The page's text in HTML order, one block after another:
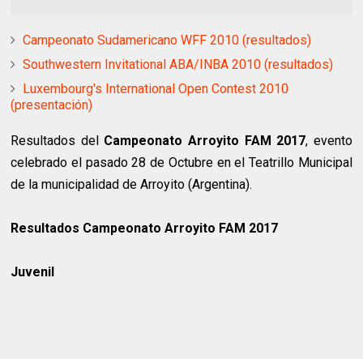
Campeonato Sudamericano WFF 2010 (resultados)
Southwestern Invitational ABA/INBA 2010 (resultados)
Luxembourg's International Open Contest 2010
(presentación)
Resultados del Campeonato Arroyito FAM 2017, evento
celebrado el pasado 28 de Octubre en el Teatrillo Municipal
de la municipalidad de Arroyito (Argentina).
Resultados Campeonato Arroyito FAM 2017
Juvenil